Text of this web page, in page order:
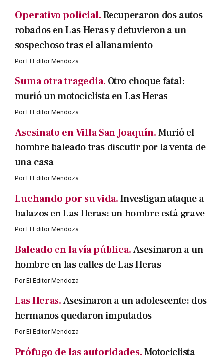
Operativo policial.Recuperaron dos autos
robados en Las Heras y detuvieron a un
sospechoso tras el allanamiento
PorEl Editor Mendoza
Suma otra tragedia. Otro choque fatal:
murió un motociclista en Las Heras
PorEl Editor Mendoza
Asesinato en Villa San Joaquín.Murió el
hombre baleado tras discutir por la venta de
una casa
PorEl Editor Mendoza
Luchando por su vida.Investigan ataque a
balazos en Las Heras: un hombre está grave
PorEl Editor Mendoza
Baleado en la vía pública.Asesinaron a un
hombre en las calles de Las Heras
PorEl Editor Mendoza
Las Heras.Asesinaron a un adolescente: dos
hermanos quedaron imputados
PorEl Editor Mendoza
Prófugo de las autoridades.Motociclista